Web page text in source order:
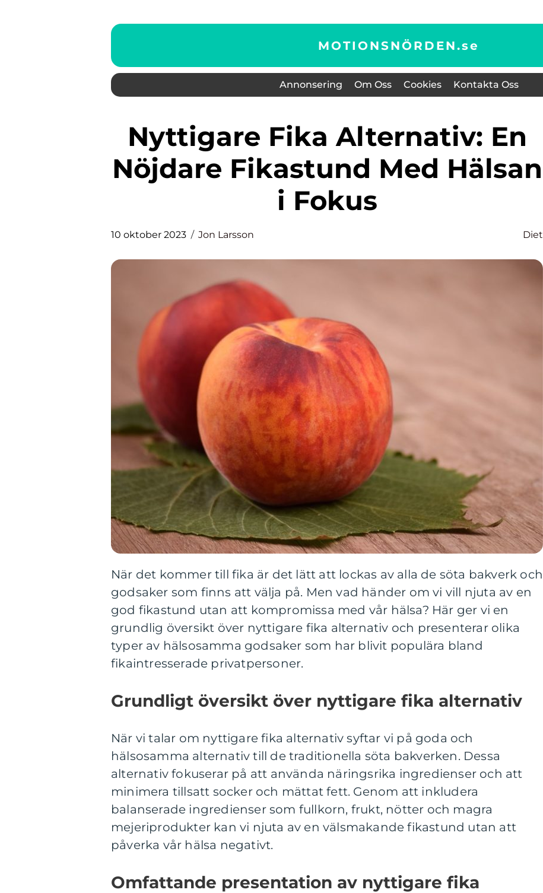
MOTIONSNÖRDEN.se
Annonsering Om Oss Cookies Kontakta Oss
Nyttigare Fika Alternativ: En
Nöjdare Fikastund Med Hälsan
i Fokus
10 oktober 2023 Jon Larsson Diet
När det kommer till fika är det lätt att lockas av alla de söta bakverk och
godsaker som finns att välja på. Men vad händer om vi vill njuta av en
god fikastund utan att kompromissa med vår hälsa? Här ger vi en
grundlig översikt över nyttigare fika alternativ och presenterar olika
typer av hälsosamma godsaker som har blivit populära bland
fikaintresserade privatpersoner.
Grundligt översikt över nyttigare fika alternativ
När vi talar om nyttigare fika alternativ syftar vi på goda och
hälsosamma alternativ till de traditionella söta bakverken. Dessa
alternativ fokuserar på att använda näringsrika ingredienser och att
minimera tillsatt socker och mättat fett. Genom att inkludera
balanserade ingredienser som fullkorn, frukt, nötter och magra
mejeriprodukter kan vi njuta av en välsmakande fikastund utan att
påverka vår hälsa negativt.
Omfattande presentation av nyttigare fika